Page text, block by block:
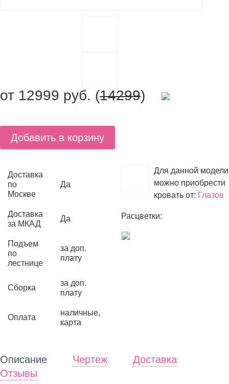
от 12999 руб. (14299)
Добавить в корзину
Доставка
по
Москве
Да
Доставка
за МКАД
Да
Подъем
по
лестнице
за доп.
плату
Сборка
за доп.
плату
Оплата
наличные,
карта
Для данной модели
можно приобрести
кровать от: Глазов
Расцветки:
Описание Чертеж
Доставка
Отзывы